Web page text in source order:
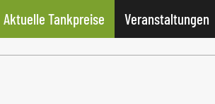
Aktuelle Tankpreise Veranstaltungen